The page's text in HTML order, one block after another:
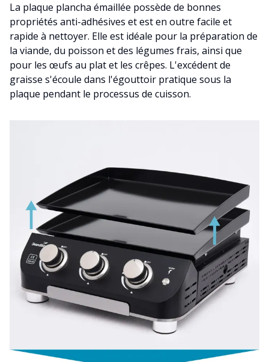
La plaque plancha émaillée possède de bonnes
propriétés anti-adhésives et est en outre facile et
rapide à nettoyer. Elle est idéale pour la préparation de
la viande, du poisson et des légumes frais, ainsi que
pour les œufs au plat et les crêpes. L'excédent de
graisse s'écoule dans l'égouttoir pratique sous la
plaque pendant le processus de cuisson.